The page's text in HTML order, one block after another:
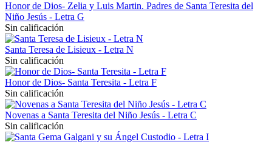
Honor de Dios- Zelia y Luis Martin. Padres de Santa Teresita del
Niño Jesús - Letra G
Sin calificación
Santa Teresa de Lisieux - Letra N
Sin calificación
Honor de Dios- Santa Teresita - Letra F
Sin calificación
Novenas a Santa Teresita del Niño Jesús - Letra C
Sin calificación